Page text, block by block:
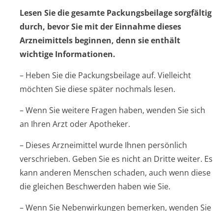
Lesen Sie die gesamte Packungsbeilage sorgfältig
durch, bevor Sie mit der Einnahme dieses
Arzneimittels beginnen, denn sie enthält
wichtige Informationen.
– Heben Sie die Packungsbeilage auf. Vielleicht
möchten Sie diese später nochmals lesen.
– Wenn Sie weitere Fragen haben, wenden Sie sich
an Ihren Arzt oder Apotheker.
– Dieses Arzneimittel wurde Ihnen persönlich
verschrieben. Geben Sie es nicht an Dritte weiter. Es
kann anderen Menschen schaden, auch wenn diese
die gleichen Beschwerden haben wie Sie.
– Wenn Sie Nebenwirkungen bemerken, wenden Sie